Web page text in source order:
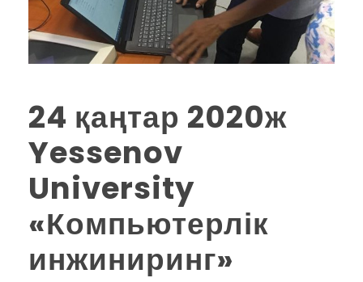
24 қаңтар 2020ж
Yessenov
University
«Компьютерлік
инжиниринг»